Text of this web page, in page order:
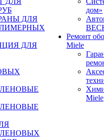
ДЛЯ
ДЛЯ
дом»
Ремонт
Miele
Miele